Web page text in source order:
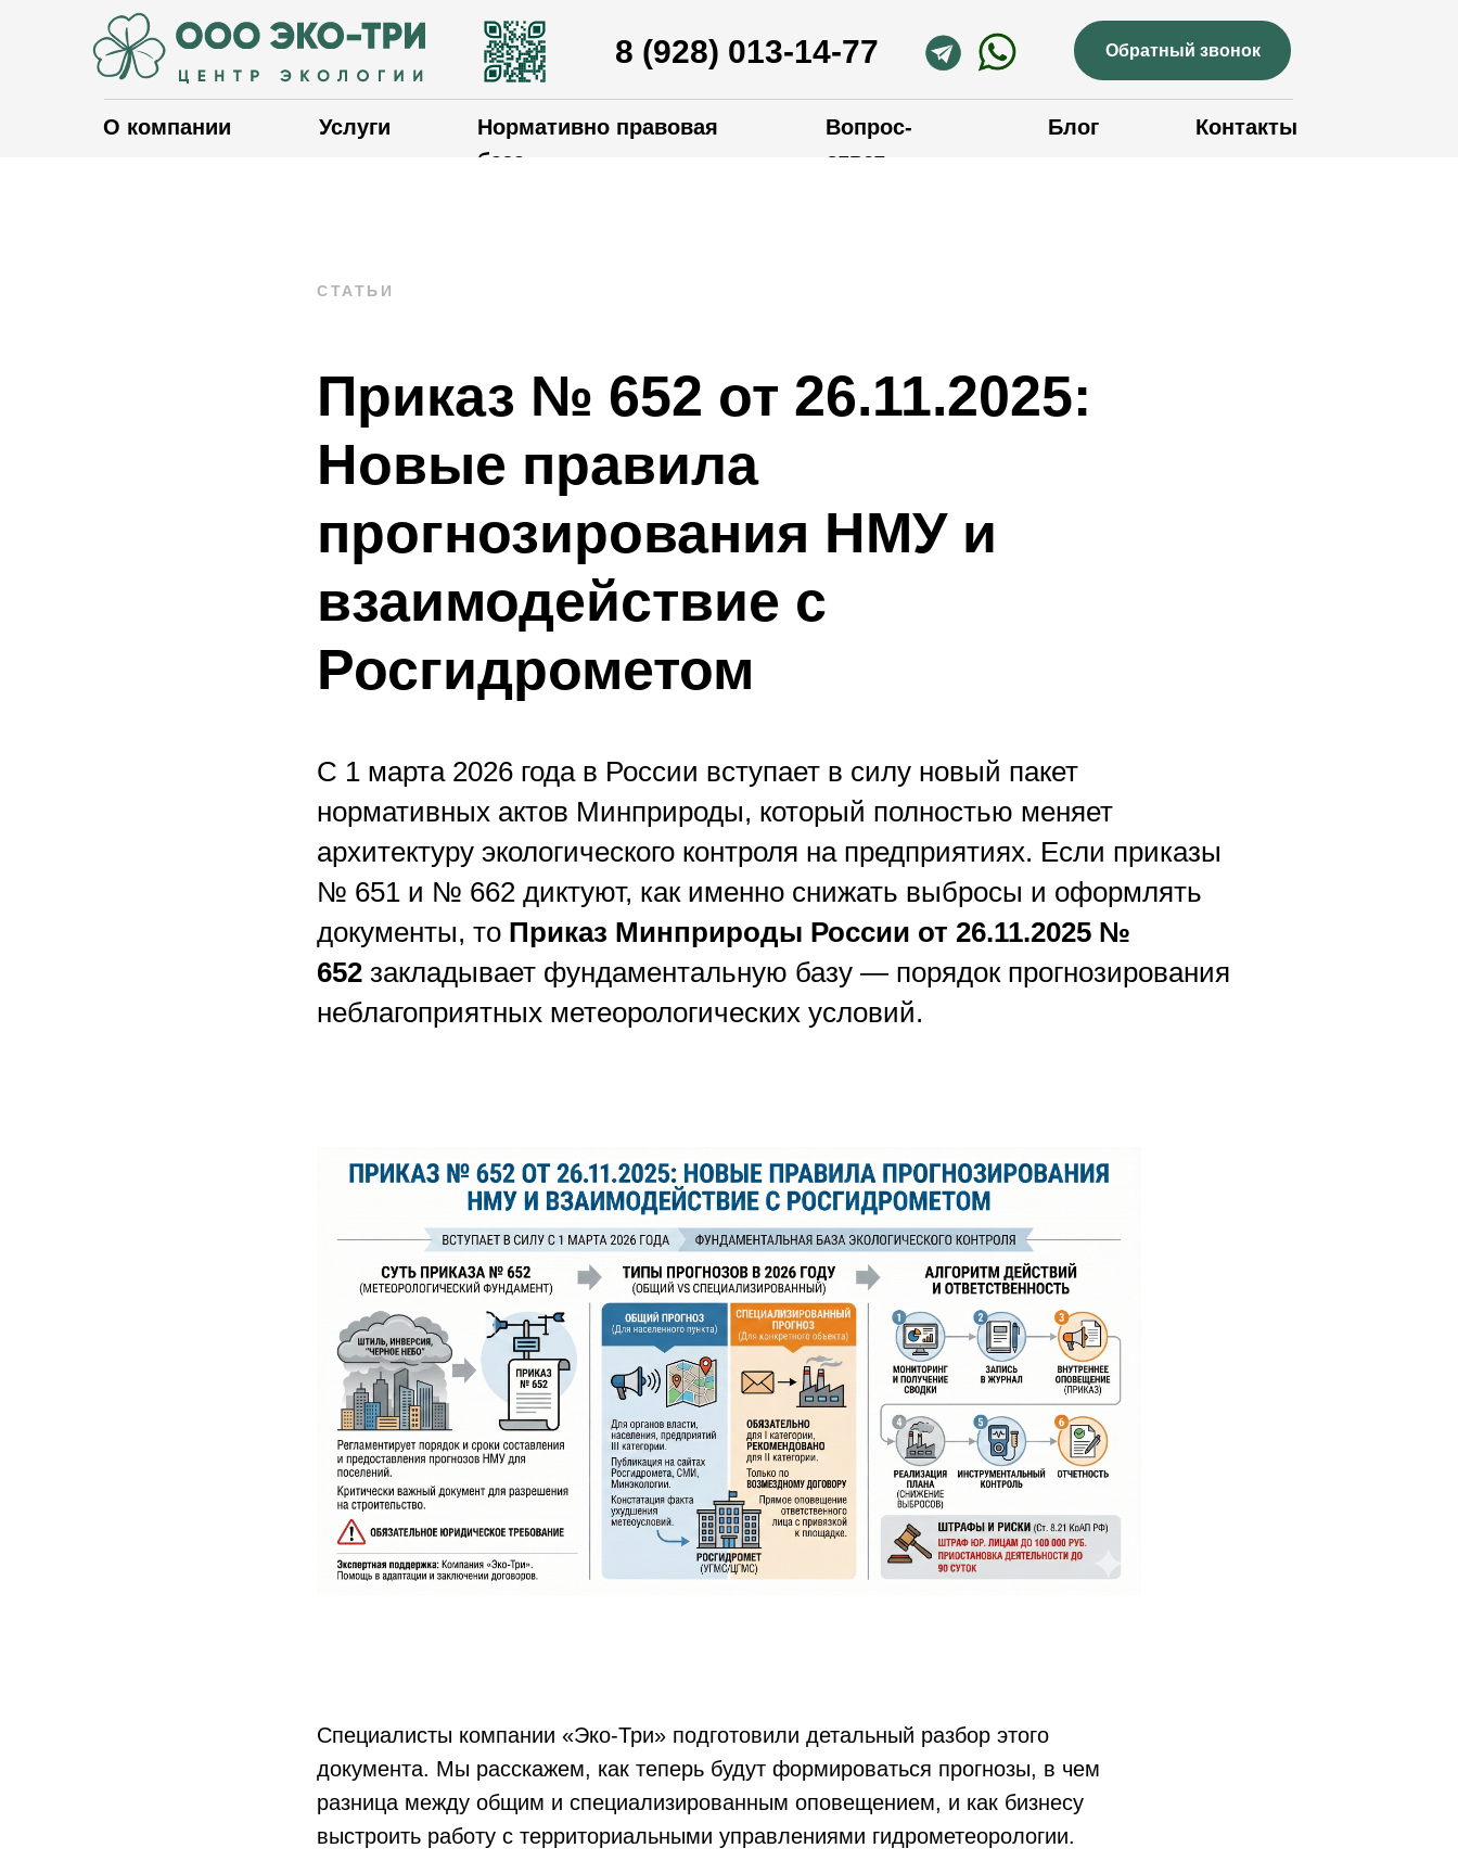
О компании Услуги Контакты
Нормативно правовая
база
8 (928) 013-14-77 Обратный звонок
Блог
Вопрос-
ответ
СТАТЬИ
Приказ № 652 от 26.11.2025:
Новые правила
прогнозирования НМУ и
взаимодействие с
Росгидрометом
С 1 марта 2026 года в России вступает в силу новый пакет
нормативных актов Минприроды, который полностью меняет
архитектуру экологического контроля на предприятиях. Если приказы
№ 651 и № 662 диктуют, как именно снижать выбросы и оформлять
документы, то Приказ Минприроды России от 26.11.2025 №
652 закладывает фундаментальную базу — порядок прогнозирования
неблагоприятных метеорологических условий.
Специалисты компании «Эко-Три» подготовили детальный разбор этого
документа. Мы расскажем, как теперь будут формироваться прогнозы, в чем
разница между общим и специализированным оповещением, и как бизнесу
выстроить работу с территориальными управлениями гидрометеорологии.